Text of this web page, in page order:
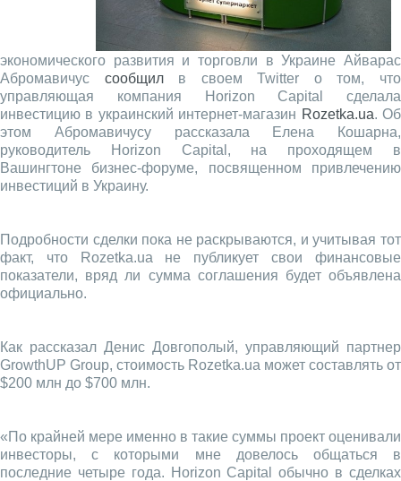
экономического развития и торговли в Украине Айварас
Абромавичус сообщилв своем Twitter о том, что
управляющая компания Horizon Capital сделала
инвестицию в украинский интернет-магазин Rozetka.ua. Об
этом Абромавичусу рассказала Елена Кошарна,
руководитель Horizon Capital, на проходящем в
Вашингтоне бизнес-форуме, посвященном привлечению
инвестиций в Украину.
Подробности сделки пока не раскрываются, и учитывая тот
факт, что Rozetka.ua не публикует свои финансовые
показатели, вряд ли сумма соглашения будет объявлена
официально.
Как рассказал Денис Довгополый, управляющий партнер
GrowthUP Group, стоимость Rozetka.ua может составлять от
$200 млн до $700 млн.
«По крайней мере именно в такие суммы проект оценивали
инвесторы, с которыми мне довелось общаться в
последние четыре года. Horizon Capital обычно в сделках